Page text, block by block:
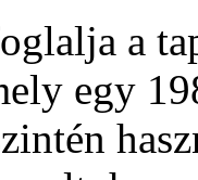
a
egy